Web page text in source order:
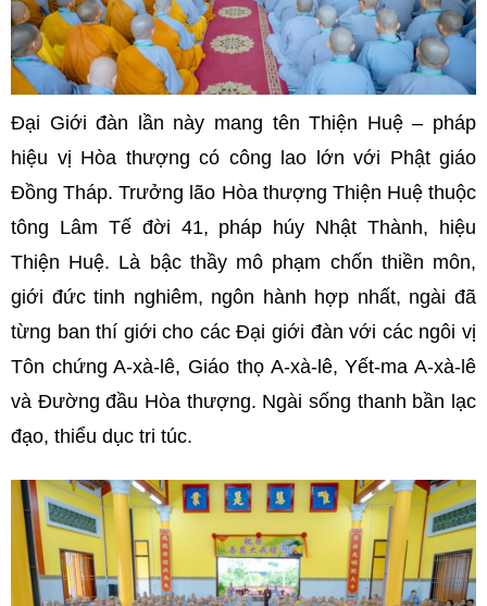
Đại Giới đàn lần này mang tên Thiện Huệ – pháp
hiệu vị Hòa thượng có công lao lớn với Phật giáo
Đồng Tháp. Trưởng lão Hòa thượng Thiện Huệ thuộc
tông Lâm Tế đời 41, pháp húy Nhật Thành, hiệu
Thiện Huệ. Là bậc thầy mô phạm chốn thiền môn,
giới đức tinh nghiêm, ngôn hành hợp nhất, ngài đã
từng ban thí giới cho các Đại giới đàn với các ngôi vị
Tôn chứng A-xà-lê, Giáo thọ A-xà-lê, Yết-ma A-xà-lê
và Đường đầu Hòa thượng. Ngài sống thanh bần lạc
đạo, thiểu dục tri túc.